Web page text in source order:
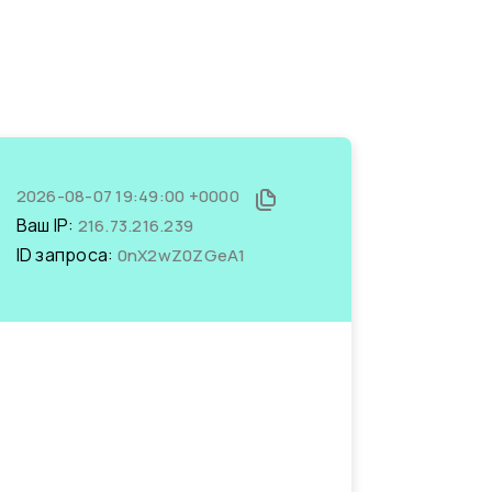
2026-08-07 19:49:00 +0000
Ваш IP: 216.73.216.239
ID запроса: 0nX2wZ0ZGeA1